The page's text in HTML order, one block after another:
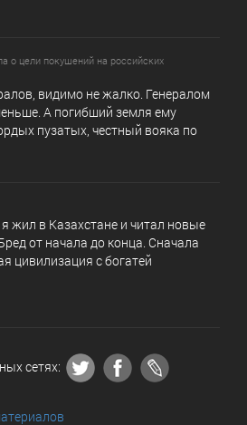
о цели покушений на российских
видимо не жалко. Генералом
А погибший земля ему
пузатых, честный вояка по
жил в Казахстане и читал новые
от начала до конца. Сначала
цивилизация с богатей
сетях: